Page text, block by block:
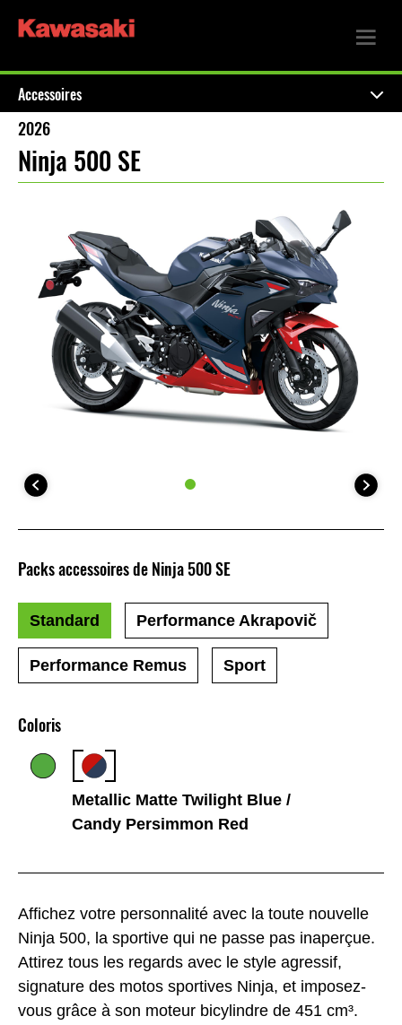
Accessoires
2026
Ninja 500 SE
Affichez votre personnalité avec la toute nouvelle
Ninja 500, la sportive qui ne passe pas inaperçue.
Attirez tous les regards avec le style agressif,
signature des motos sportives Ninja, et imposez-
vous grâce à son moteur bicylindre de 451 cm³.
Coloris
Metallic Matte Twilight Blue /
Candy Persimmon Red
Packs accessoires de Ninja 500 SE
Standard Performance Akrapovič
Performance Remus Sport